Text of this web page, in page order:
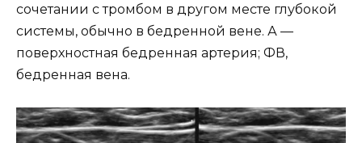
сочетании с тромбом в другом месте глубокой
системы, обычно в бедренной вене. А —
поверхностная бедренная артерия; ФВ,
бедренная вена.